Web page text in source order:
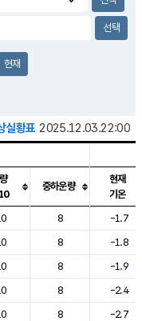
현재
실황표 2025.12.03.22:00
바람, 기압등을 안내한 표입
중하운량
현재
기온
8
-1.7
8
-1.8
8
-1.9
8
-2.4
8
-2.7